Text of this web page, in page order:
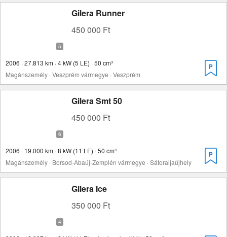
Gilera Runner
450 000 Ft
2006 · 27.813 km · 4 kW (5 LE) · 50 cm³
Magánszemély · Veszprém vármegye · Veszprém
Gilera Smt 50
450 000 Ft
2006 · 19.000 km · 8 kW (11 LE) · 50 cm³
Magánszemély · Borsod-Abaúj-Zemplén vármegye · Sátoraljaújhely
Gilera Ice
350 000 Ft